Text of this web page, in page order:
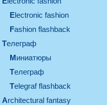
electronic fashion
Fashion flashback
телеграф
миниатюры
телеграф
Telegraf flashback
architectural fantasy